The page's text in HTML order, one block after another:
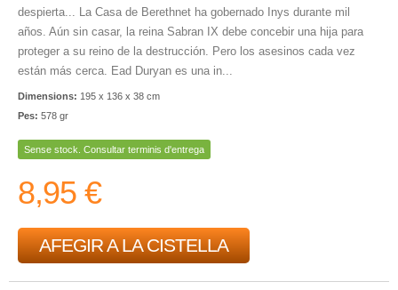
despierta... La Casa de Berethnet ha gobernado Inys durante mil
años. Aún sin casar, la reina Sabran IX debe concebir una hija para
proteger a su reino de la destrucción. Pero los asesinos cada vez
están más cerca. Ead Duryan es una in...
Dimensions: 195 x 136 x 38 cm
Pes: 578 gr
Sense stock. Consultar terminis d'entrega
8,95 €
AFEGIR A LA CISTELLA